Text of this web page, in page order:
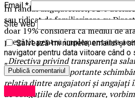
În rândul angajatorilor, 52%
sau ridicat de familiarizare cu
doar 19% consideră că mediul de
pregătit pentru implementarea
„Directiva privind transparența
dintre cele mai importante
relația dintre angajatori și angajați
de obligațiile de conformare,
Email*
Site web
Salvează-mi numele, emailul și
navigator pentru data viitoare când o